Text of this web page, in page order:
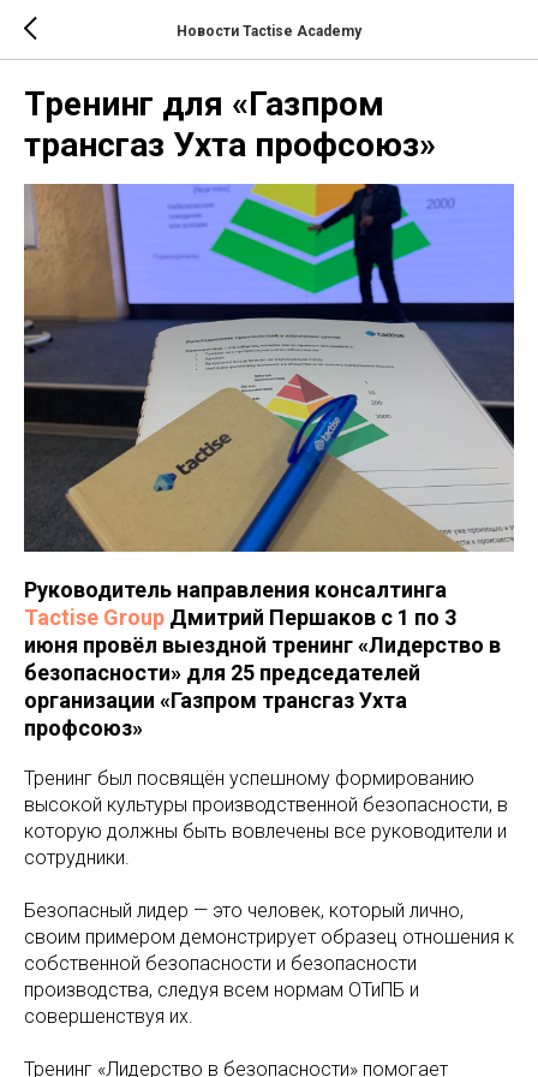
Новости Tactise Academy
Тренинг для «Газпром
трансгаз Ухта профсоюз»
Руководитель направления консалтинга
Tactise Group Дмитрий Першаков с 1 по 3
июня провёл выездной тренинг «Лидерство в
безопасности» для 25 председателей
организации «Газпром трансгаз Ухта
профсоюз»
Тренинг был посвящён успешному формированию
высокой культуры производственной безопасности, в
которую должны быть вовлечены все руководители и
сотрудники.
Безопасный лидер — это человек, который лично,
своим примером демонстрирует образец отношения к
собственной безопасности и безопасности
производства, следуя всем нормам ОТиПБ и
совершенствуя их.
Тренинг «Лидерство в безопасности» помогает